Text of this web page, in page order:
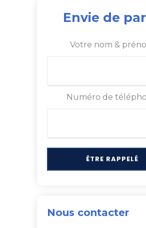
Envie de
Votre nom &
Numéro de
Nous contacter